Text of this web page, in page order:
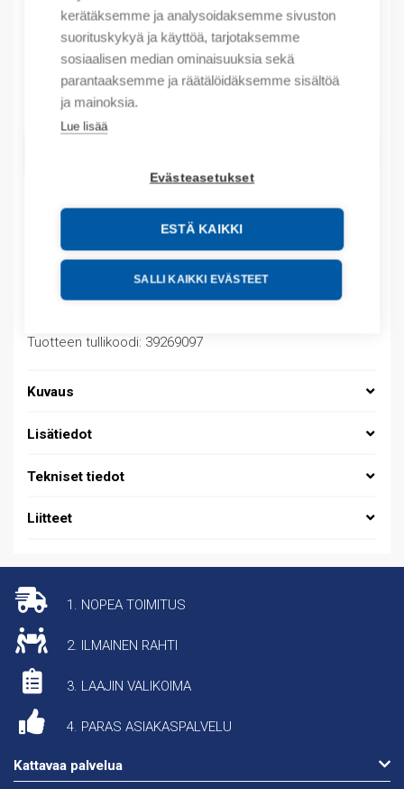
kerätäksemme ja analysoidaksemme sivuston
suorituskykyä ja käyttöä, tarjotaksemme
sosiaalisen median ominaisuuksia sekä
parantaaksemme ja räätälöidäksemme sisältöä
ja mainoksia.
Lue lisää
Evästeasetukset
ESTÄ KAIKKI
SALLI KAIKKI EVÄSTEET
Myyntierä sis. 25 M
Varastossa
Määrä
Määrä
Tilauskoodi: 08190005010
Product order number: 08190005010
Tuotteen tullikoodi: 39269097
Kuvaus
Lisätiedot
Tekniset tiedot
Liitteet
1. NOPEA TOIMITUS
2. ILMAINEN RAHTI
3. LAAJIN VALIKOIMA
4. PARAS ASIAKASPALVELU
Kattavaa palvelua